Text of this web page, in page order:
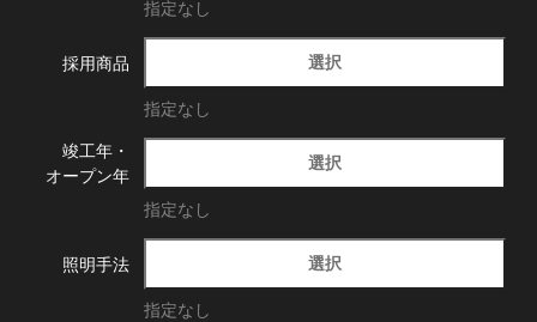
指定なし
採用商品 選択
指定なし
竣工年・
オープン年
選択
指定なし
照明手法 選択
指定なし